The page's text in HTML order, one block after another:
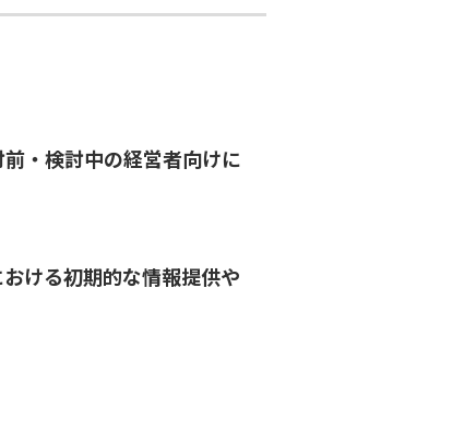
・検討中の経営者向けに
ける初期的な情報提供や